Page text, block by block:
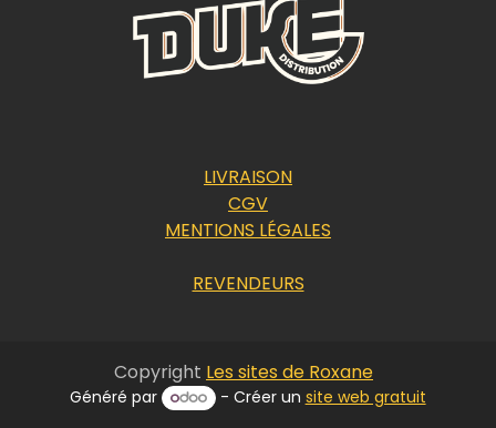
LIVRAISON
CGV
MENTIONS LÉGALES
REVENDEURS
Copyright Les sites de Roxane
Généré par - Créer un site web gratuit